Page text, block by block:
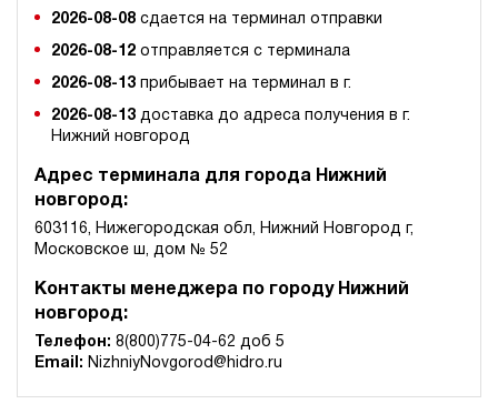
2026-08-08 сдается на терминал отправки
2026-08-12 отправляется с терминала
2026-08-13 прибывает на терминал в г.
2026-08-13 доставка до адреса получения в г.
Нижний новгород
Адрес терминала для города Нижний
новгород:
603116, Нижегородская обл, Нижний Новгород г,
Московское ш, дом № 52
Контакты менеджера по городу Нижний
новгород:
Телефон: 8(800)775-04-62 доб 5
Email: NizhniyNovgorod@hidro.ru